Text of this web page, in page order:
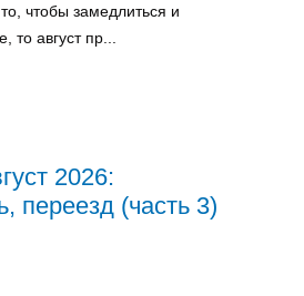
чтобы замедлиться и
то август пр...
2026:
переезд (часть 3)